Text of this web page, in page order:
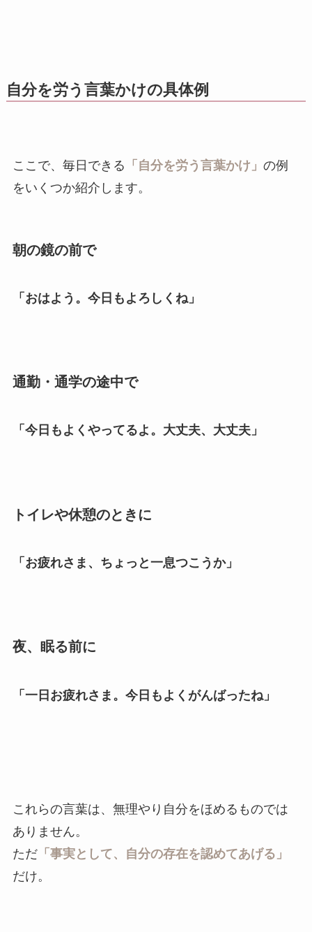
自分を労う言葉かけの具体例
ここで、毎日できる 「自分を労う言葉かけ」 の例
をいくつか紹介します。
朝の鏡の前で
「おはよう。今日もよろしくね」
通勤・通学の途中で
「今日もよくやってるよ。大丈夫、大丈夫」
トイレや休憩のときに
「お疲れさま、ちょっと一息つこうか」
夜、眠る前に
「一日お疲れさま。今日もよくがんばったね」
これらの言葉は、無理やり自分をほめるものでは
ありません。
ただ「事実として、自分の存在を認めてあげる」
だけ。